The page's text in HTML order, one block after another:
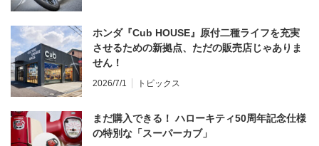
ホンダ『Cub HOUSE』原付二種ライフを充実
させるための新拠点、ただの販売店じゃありま
せん！
2026/7/1 トピックス
まだ購入できる！ ハローキティ50周年記念仕様
の特別な「スーパーカブ」